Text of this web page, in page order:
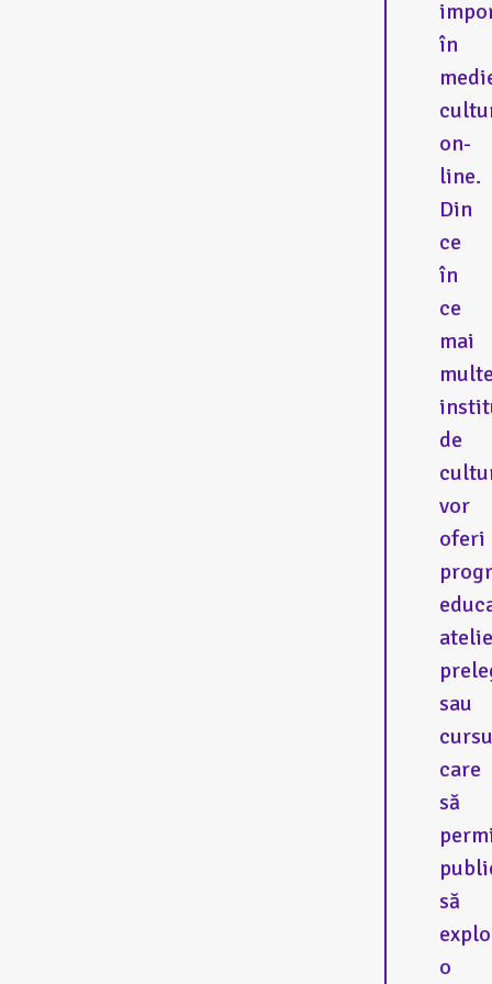
în
on-
line.
Din
ce
în
ce
mai
de
vor
oferi
sau
care
să
să
o